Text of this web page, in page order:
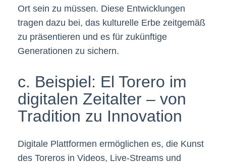
Ort sein zu müssen. Diese Entwicklungen
tragen dazu bei, das kulturelle Erbe zeitgemäß
zu präsentieren und es für zukünftige
Generationen zu sichern.
c. Beispiel: El Torero im
digitalen Zeitalter – von
Tradition zu Innovation
Digitale Plattformen ermöglichen es, die Kunst
des Toreros in Videos, Live-Streams und